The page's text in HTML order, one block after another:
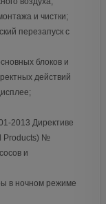
и чистки;
перезапуск с
блоков и
действий
2013 Директиве
Products) №
и
в ночном режиме